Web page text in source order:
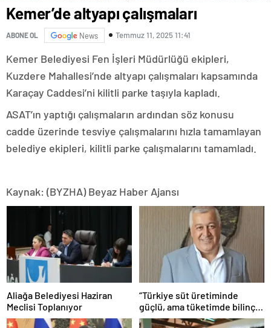
Kemer’de altyapı çalışmaları
ABONE OL News Temmuz 11, 2025 11:41
Kemer Belediyesi Fen İşleri Müdürlüğü ekipleri,
Kuzdere Mahallesi’nde altyapı çalışmaları kapsamında
Karaçay Caddesi’ni kilitli parke taşıyla kapladı.
ASAT’ın yaptığı çalışmaların ardından söz konusu
cadde üzerinde tesviye çalışmalarını hızla tamamlayan
belediye ekipleri, kilitli parke çalışmalarını tamamladı.
Kaynak: (BYZHA) Beyaz Haber Ajansı
Aliağa Belediyesi Haziran
Meclisi Toplanıyor
“Türkiye süt üretiminde
güçlü, ama tüketimde bilinç
şart”